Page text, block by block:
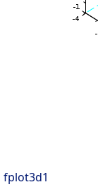
fplot3d1